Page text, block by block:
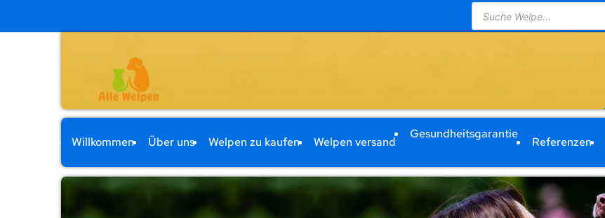
Products
search
Willkommen Über uns Welpen zu kaufen Welpen versand
Gesundheitsgarantie
Referenzen